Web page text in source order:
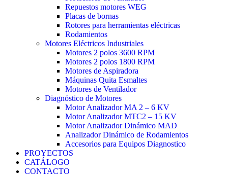
Repuestos motores WEG
Placas de bornas
Rotores para herramientas eléctricas
Rodamientos
Motores Eléctricos Industriales
Motores 2 polos 3600 RPM
Motores 2 polos 1800 RPM
Motores de Aspiradora
Máquinas Quita Esmaltes
Motores de Ventilador
Diagnóstico de Motores
Motor Analizador MA 2 – 6 KV
Motor Analizador MTC2 – 15 KV
Motor Analizador Dinámico MAD
Analizador Dinámico de Rodamientos
Accesorios para Equipos Diagnostico
PROYECTOS
CATÁLOGO
CONTACTO